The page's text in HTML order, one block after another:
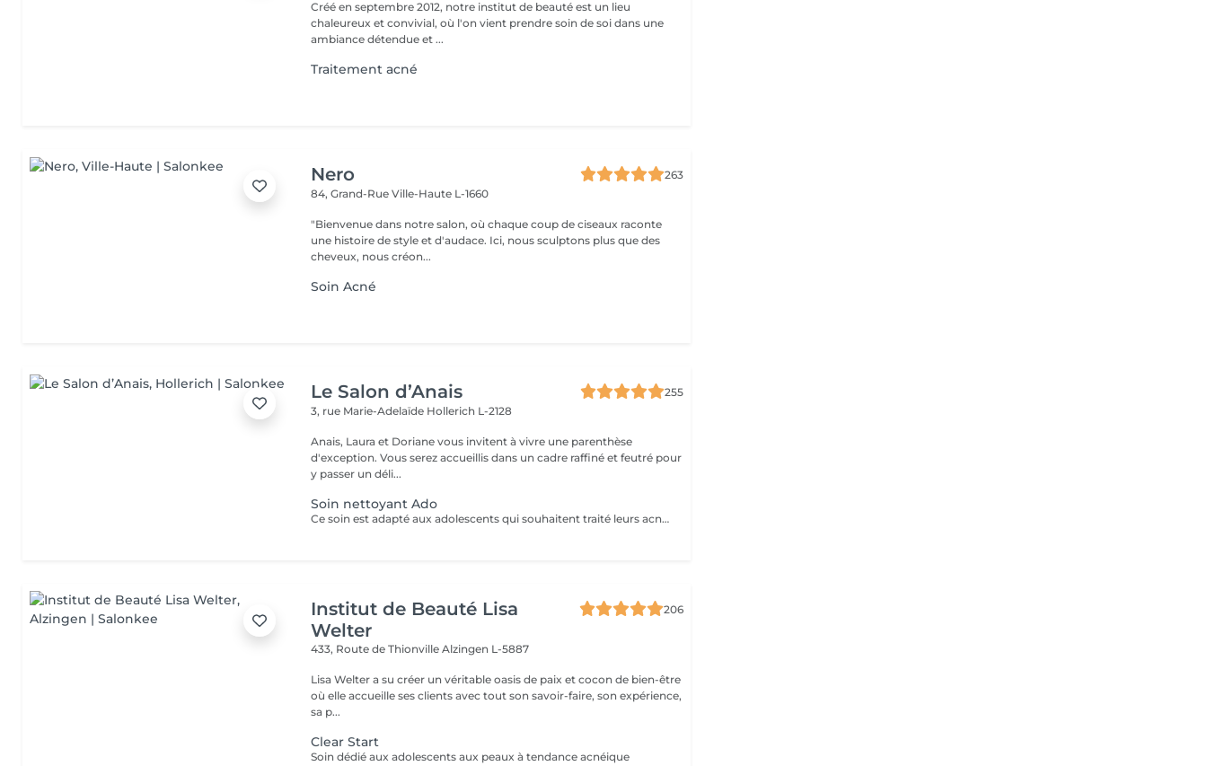
Créé en septembre 2012, notre institut de beauté est un lieu
chaleureux et convivial, où l'on vient prendre soin de soi dans une
ambiance détendue et ...
Traitement acné
Nero
263
84, Grand-RueVille-Haute L-1660
"Bienvenue dans notre salon, où chaque coup de ciseaux raconte
une histoire de style et d'audace. Ici, nous sculptons plus que des
cheveux, nous créon...
Soin Acné
Le Salon d’Anais
255
3, rue Marie-Adelaïde Hollerich L-2128
Anais, Laura et Doriane vous invitent à vivre une parenthèse
d'exception. Vous serez accueillis dans un cadre raffiné et feutré pour
y passer un déli...
Soin nettoyant Ado
Ce soin est adapté aux adolescents qui souhaitent traité leurs acné ou avoir une peau plus lisse et lumineuse !
Institut de Beauté Lisa
Welter
206
433, Route de ThionvilleAlzingen L-5887
Lisa Welter a su créer un véritable oasis de paix et cocon de bien-être
où elle accueille ses clients avec tout son savoir-faire, son expérience,
sa p...
Clear Start
Soin dédié aux adolescents aux peaux à tendance acnéique